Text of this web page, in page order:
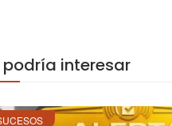
podría interesar